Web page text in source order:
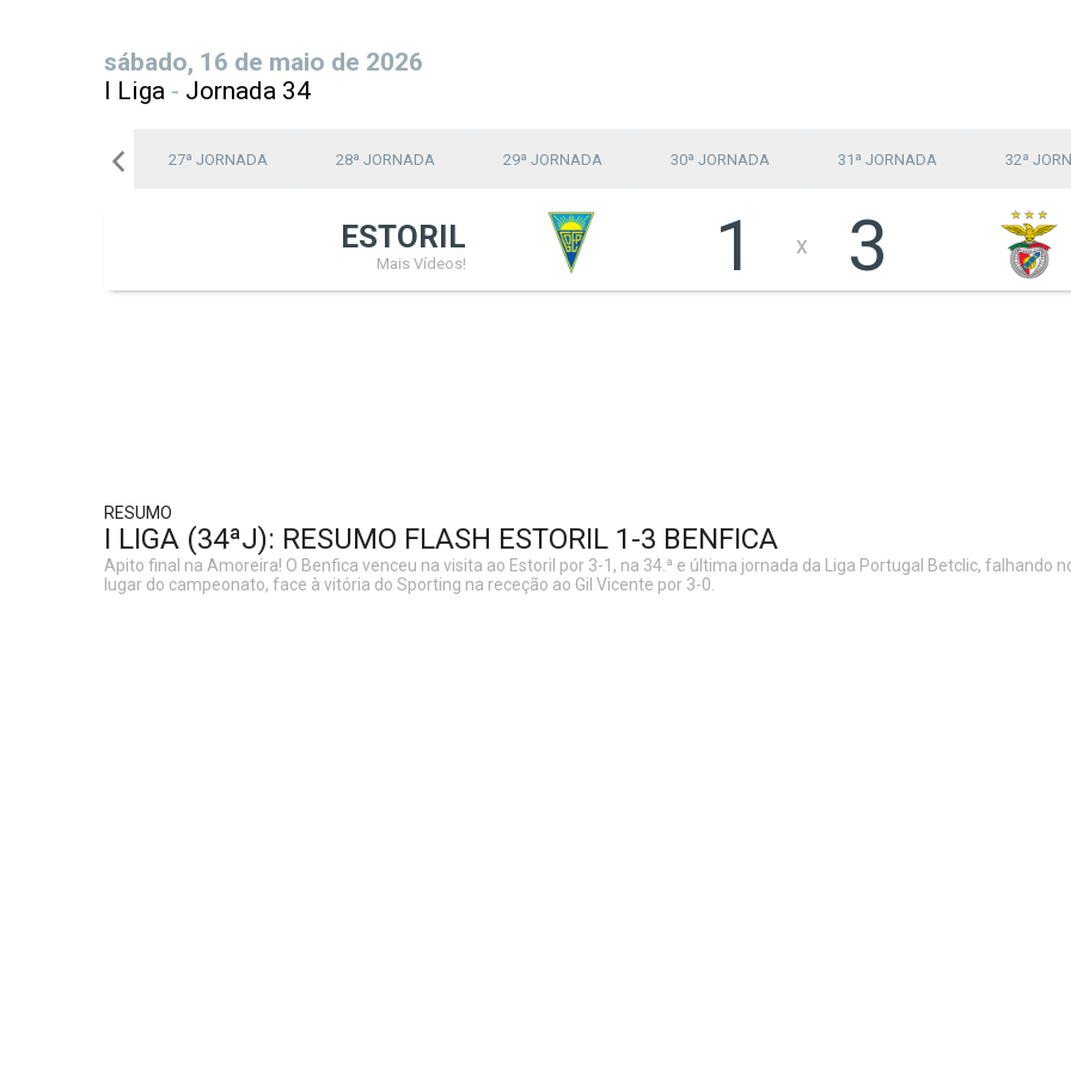
sábado, 16 de maio de 2026
I Liga - Jornada 34
27ª JORNADA 28ª JORNADA 29ª JORNADA 30ª JORNADA 31ª JORNADA 32ª
ESTORIL
Mais Vídeos! 1 x 3
RESUMO
I LIGA (34ªJ): RESUMO FLASH ESTORIL 1-3 BENFICA
Apito final na Amoreira! O Benfica venceu na visita ao Estoril por 3-1, na 34.ª e última jornada da Liga Portugal Betclic, falhando
lugar do campeonato, face à vitória do Sporting na receção ao Gil Vicente por 3-0.